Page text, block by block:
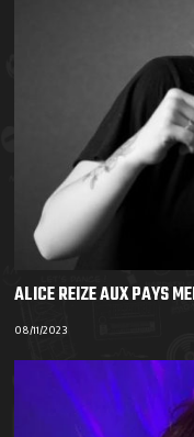
ALICE REIZE AUX PAYS
08/11/2023